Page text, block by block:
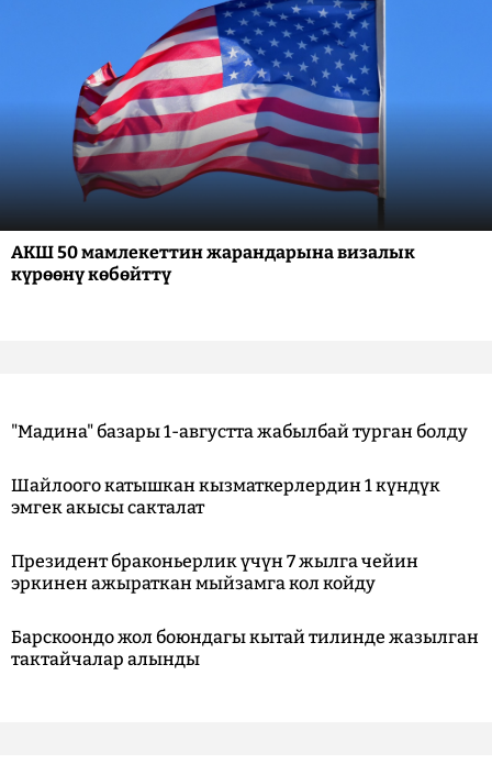
АКШ 50 мамлекеттин жарандарына визалык
күрөөнү көбөйттү
"Мадина" базары 1-августта жабылбай турган болду
Шайлоого катышкан кызматкерлердин 1 күндүк
эмгек акысы сакталат
Президент браконьерлик үчүн 7 жылга чейин
эркинен ажыраткан мыйзамга кол койду
Барскоондо жол боюндагы кытай тилинде жазылган
тактайчалар алынды